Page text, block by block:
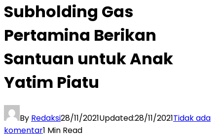
Subholding Gas
Pertamina Berikan
Santuan untuk Anak
Yatim Piatu
By Redaksi28/11/2021Updated:28/11/2021Tidak ada
komentar1 Min Read